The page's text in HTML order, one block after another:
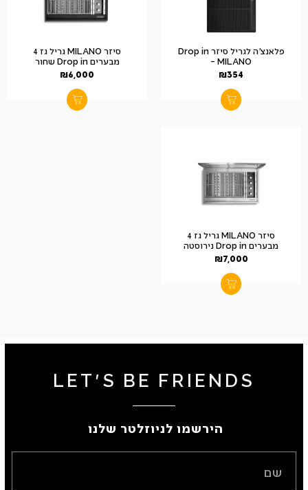
פלאנצ'ה לגריל סיזר Drop in
– MILANO
₪354
סיזר MILANO גריל גז 4
מבערים Drop in שחור
₪6,000
סיזר MILANO גריל גז 4
מבערים Drop in נירוסטה
₪7,000
LET'S BE FRIENDS
הירשמו לניוזלטר שלנו ​